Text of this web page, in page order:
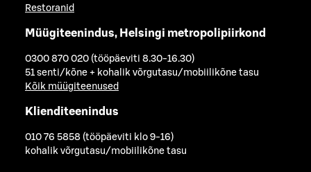
Restoranid
Müügiteenindus, Helsingi metropolipiirkond
0300 870 020 (tööpäeviti 8.30-16.30)
51 senti/kõne + kohalik võrgutasu/mobiilikõne tasu
Kõik müügiteenused
Klienditeenindus
010 76 5858 (tööpäeviti klo 9-16)
kohalik võrgutasu/mobiilikõne tasu